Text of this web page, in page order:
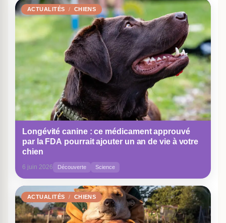
ACTUALITÉS CHIENS
Longévité canine : ce médicament approuvé
par la FDA pourrait ajouter un an de vie à votre
chien
6 juin 2026 Découverte Science
ACTUALITÉS CHIENS